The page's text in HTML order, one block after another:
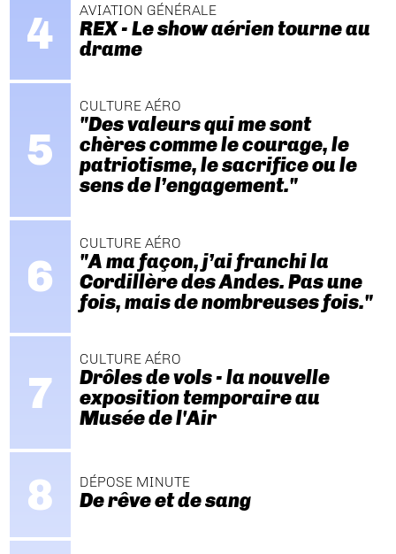
AVIATION GÉNÉRALE
REX - Le show aérien tourne au
drame
CULTURE AÉRO
"Des valeurs qui me sont
chères comme le courage, le
patriotisme, le sacrifice ou le
sens de l’engagement."
CULTURE AÉRO
"A ma façon, j’ai franchi la
Cordillère des Andes. Pas une
fois, mais de nombreuses fois."
CULTURE AÉRO
Drôles de vols - la nouvelle
exposition temporaire au
Musée de l'Air
DÉPOSE MINUTE
De rêve et de sang